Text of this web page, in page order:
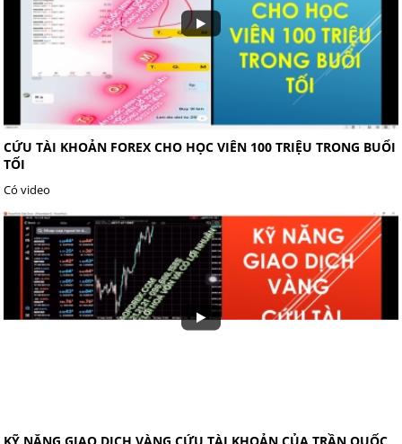
CỨU TÀI KHOẢN FOREX CHO HỌC VIÊN 100 TRIỆU TRONG BUỔI
TỐI
Có video